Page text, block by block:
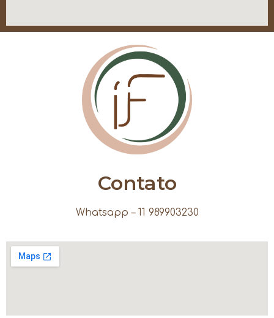
Contato
Whatsapp – 11 989903230